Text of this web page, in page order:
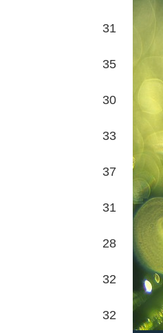
31
35
30
33
37
31
28
32
32